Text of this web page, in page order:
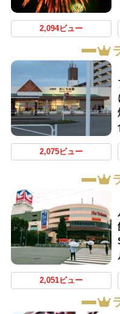
2,094ビュー
2,075ビュー
2,051ビュー